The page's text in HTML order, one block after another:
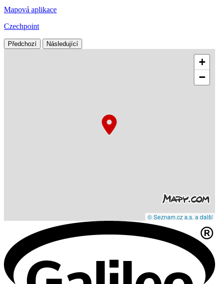
Mapová aplikace
Czechpoint
Předchozí Následující
+
−
© Seznam.cz a.s. a další